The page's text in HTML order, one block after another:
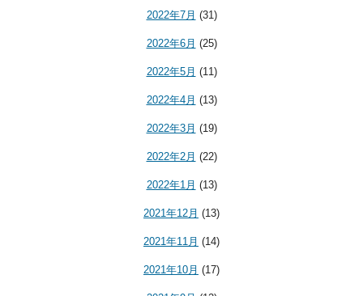
2022年7月 (31)
2022年6月 (25)
2022年5月 (11)
2022年4月 (13)
2022年3月 (19)
2022年2月 (22)
2022年1月 (13)
2021年12月 (13)
2021年11月 (14)
2021年10月 (17)